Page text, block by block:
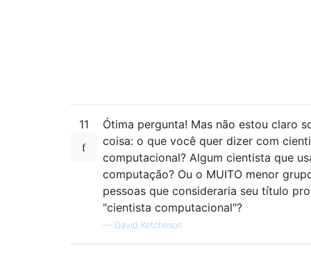
11
Ótima pergunta! Mas não estou claro
coisa: o que você quer dizer com
computacional? Algum cientista que
computação? Ou o MUITO menor
pessoas que consideraria seu título
"cientista computacional"?
— David Ketcheson